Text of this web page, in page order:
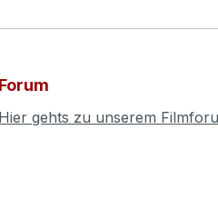
Forum
Hier gehts zu unserem